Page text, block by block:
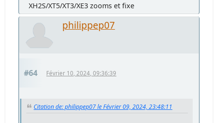
XH2S/XT5/XT3/XE3 zooms et fixe
philippep07
#64 Février 10, 2024, 09:36:39
Citation de: philippep07 le Février 09, 2024, 23:48:11